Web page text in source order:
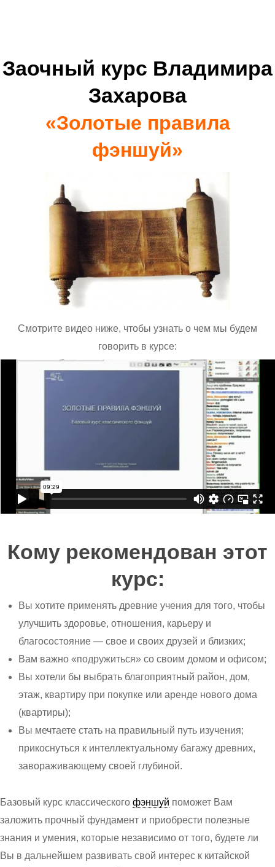
Заочный курс Владимира
Захарова
«Золотые правила
фэншуй»
Cмотрите видео ниже, чтобы узнать о чем мы будем
говорить в курсе:
Кому рекомендован этот
курс:
Вы хотите применять древние учения для того, чтобы
улучшить здоровье, отношения, карьеру и
благосостояние — свое и своих друзей и близких;
Вам важно «подружиться» со своим домом и офисом;
Вы хотели бы выбрать благоприятный район, дом,
этаж, квартиру при покупке или аренде нового дома
(квартиры);
Вы мечтаете стать на правильный путь изучения;
прикоснуться к интеллектуальному багажу древних,
завораживающему своей глубиной.
Базовый курс классическогофэншуй поможет Вам
заложить прочный фундамент и приобрести полезные
знания и умения, которые независимо от того, будете ли
Вы в дальнейшем развивать свой интерес к китайской